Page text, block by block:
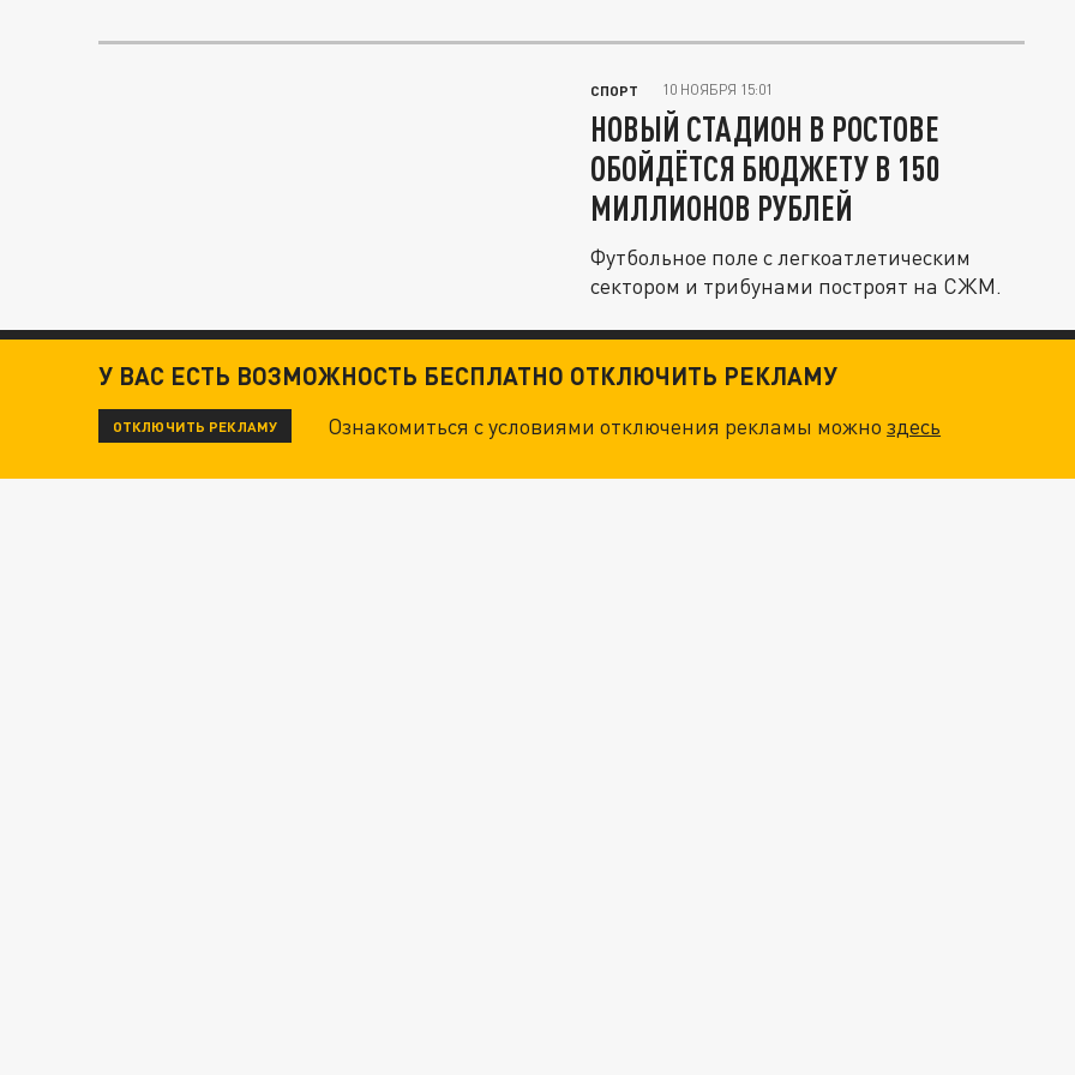
СПОРТ 10 НОЯБРЯ 15:01
НОВЫЙ СТАДИОН В РОСТОВЕ
ОБОЙДЁТСЯ БЮДЖЕТУ В 150
МИЛЛИОНОВ РУБЛЕЙ
Футбольное поле с легкоатлетическим
сектором и трибунами построят на СЖМ.
У ВАС ЕСТЬ ВОЗМОЖНОСТЬ БЕСПЛАТНО ОТКЛЮЧИТЬ РЕКЛАМУ
ОТКЛЮЧИТЬ РЕКЛАМУ Ознакомиться с условиями отключения рекламы можноздесь